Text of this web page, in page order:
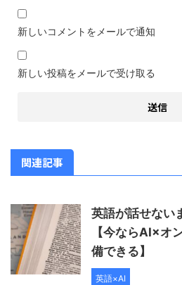
新しいコメントをメールで通知
新しい投稿をメールで受け取る
関連記事
英語が話せない
【今ならAI×オ
備できる】
英語×AI